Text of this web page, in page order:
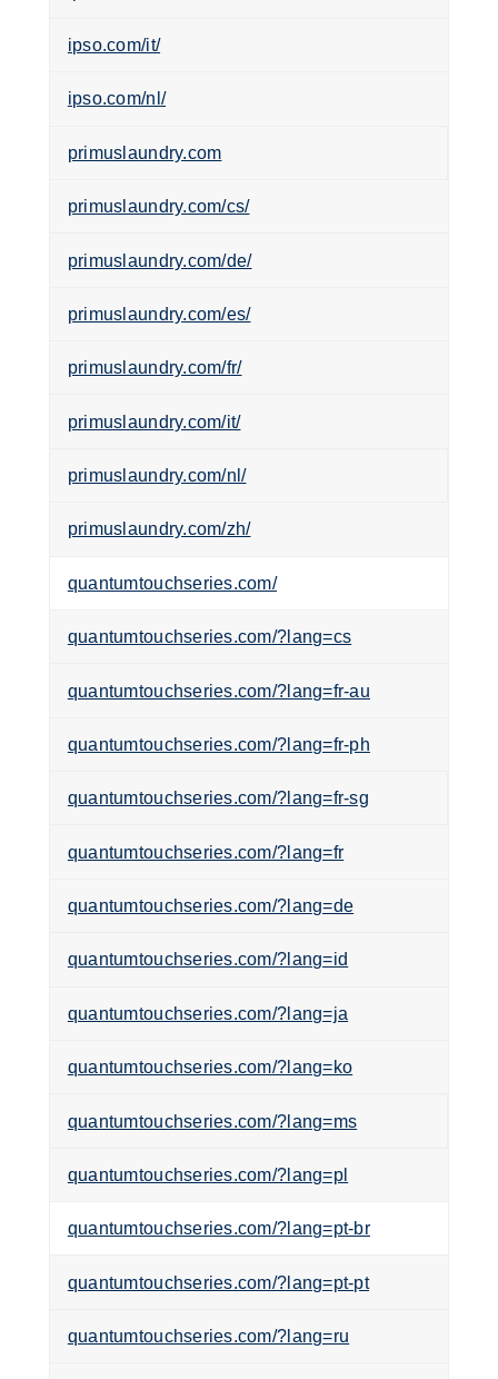
ipso.com/it/
ipso.com/nl/
primuslaundry.com
primuslaundry.com/cs/
primuslaundry.com/de/
primuslaundry.com/es/
primuslaundry.com/fr/
primuslaundry.com/it/
primuslaundry.com/nl/
primuslaundry.com/zh/
quantumtouchseries.com/
quantumtouchseries.com/?lang=cs
quantumtouchseries.com/?lang=fr-au
quantumtouchseries.com/?lang=fr-ph
quantumtouchseries.com/?lang=fr-sg
quantumtouchseries.com/?lang=fr
quantumtouchseries.com/?lang=de
quantumtouchseries.com/?lang=id
quantumtouchseries.com/?lang=ja
quantumtouchseries.com/?lang=ko
quantumtouchseries.com/?lang=ms
quantumtouchseries.com/?lang=pl
quantumtouchseries.com/?lang=pt-br
quantumtouchseries.com/?lang=pt-pt
quantumtouchseries.com/?lang=ru